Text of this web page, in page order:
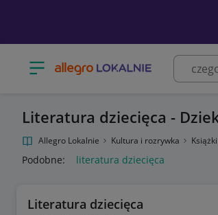
Otwórz menu z kategoriami
Literatura dziecięca -
Allegro Lokalnie Kultura i rozrywka Książki
Podobne: literatura dziecięca
Literatura dziecięca